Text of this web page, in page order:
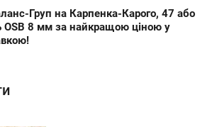
Груп на Карпенка-Карого, 47 або
OSB 8 мм за найкращою ціною у